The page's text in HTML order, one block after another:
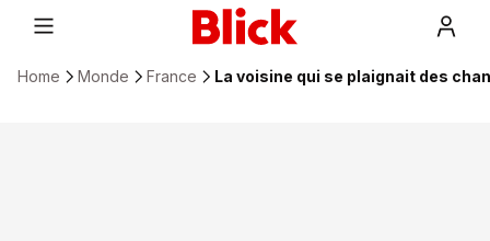
Home Monde France La voisine qui se plaignait des